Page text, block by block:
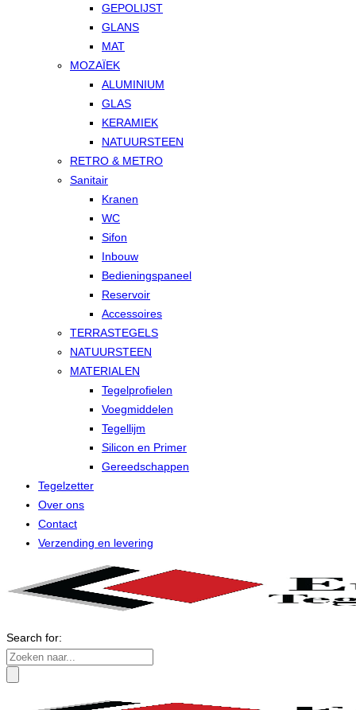
GEPOLIJST
GLANS
MAT
MOZAÏEK
ALUMINIUM
GLAS
KERAMIEK
NATUURSTEEN
RETRO & METRO
Sanitair
Kranen
WC
Sifon
Inbouw
Bedieningspaneel
Reservoir
Accessoires
TERRASTEGELS
NATUURSTEEN
MATERIALEN
Tegelprofielen
Voegmiddelen
Tegellijm
Silicon en Primer
Gereedschappen
Tegelzetter
Over ons
Contact
Verzending en levering
Search for: